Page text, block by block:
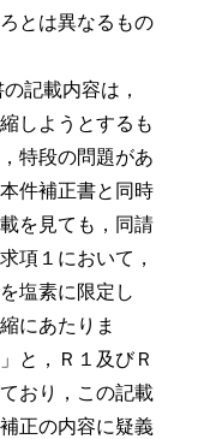
とは異なるもの
記載内容は，
しようとするも
特段の問題があ
件補正書と同時
を見ても，同請
項１において，
を塩素に限定し
にあたりま
と，Ｒ １ 及びＲ
おり，この記載
正の内容に疑義